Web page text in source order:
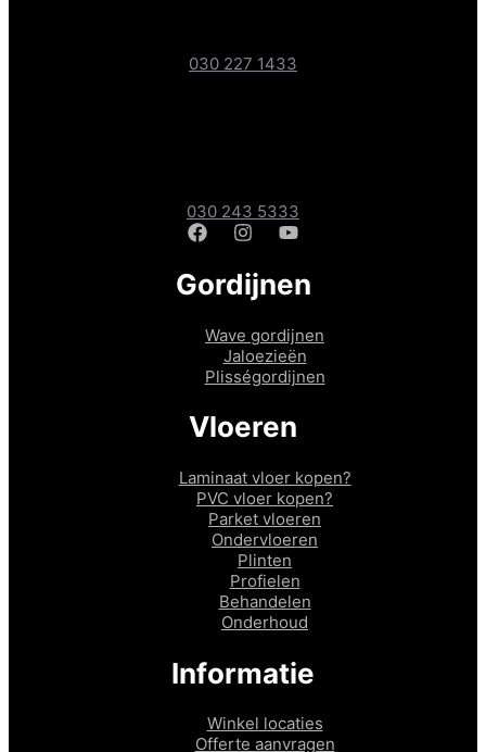
030 227 1433
030 243 5333
Gordijnen
Wave gordijnen
Jaloezieën
Plisségordijnen
Vloeren
Laminaat vloer kopen?
PVC vloer kopen?
Parket vloeren
Ondervloeren
Plinten
Profielen
Behandelen
Onderhoud
Informatie
Winkel locaties
Offerte aanvragen